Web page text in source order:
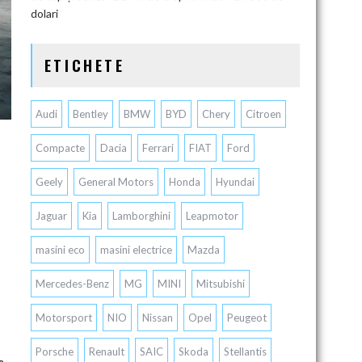
dolari
ETICHETE
Audi Bentley BMW BYD Chery Citroen
Compacte Dacia Ferrari FIAT Ford
Geely General Motors Honda Hyundai
Jaguar Kia Lamborghini Leapmotor
masini eco masini electrice Mazda
Mercedes-Benz MG MINI Mitsubishi
Motorsport NIO Nissan Opel Peugeot
Porsche Renault SAIC Skoda Stellantis